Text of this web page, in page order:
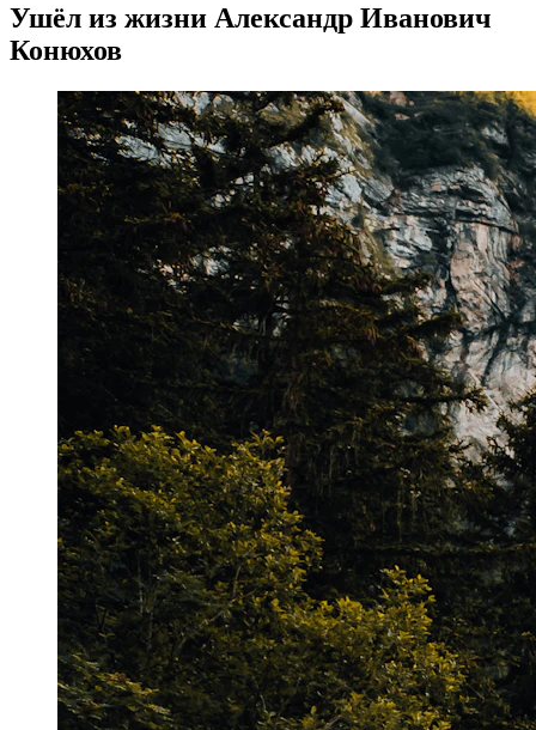
Ушёл из жизни Александр Иванович
Конюхов